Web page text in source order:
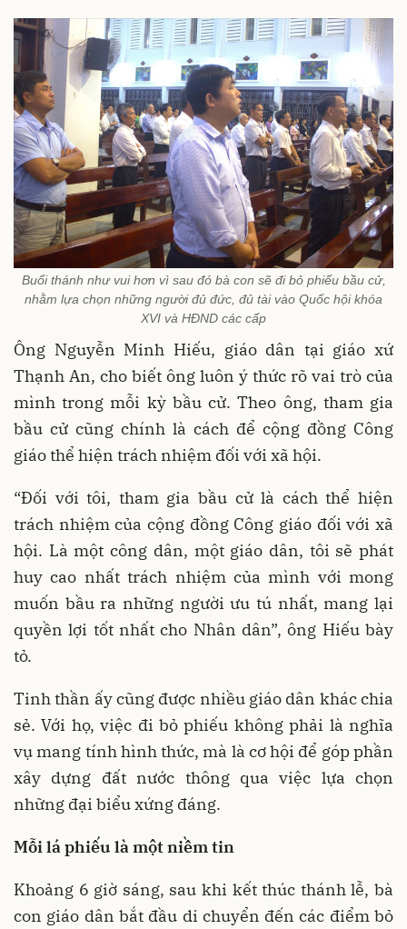
Buổi thánh như vui hơn vì sau đó bà con sẽ đi bỏ phiếu bầu cử,
nhằm lựa chọn những người đủ đức, đủ tài vào Quốc hội khóa
XVI và HĐND các cấp
Ông Nguyễn Minh Hiếu, giáo dân tại giáo xứ
Thạnh An, cho biết ông luôn ý thức rõ vai trò của
mình trong mỗi kỳ bầu cử. Theo ông, tham gia
bầu cử cũng chính là cách để cộng đồng Công
giáo thể hiện trách nhiệm đối với xã hội.
“Đối với tôi, tham gia bầu cử là cách thể hiện
trách nhiệm của cộng đồng Công giáo đối với xã
hội. Là một công dân, một giáo dân, tôi sẽ phát
huy cao nhất trách nhiệm của mình với mong
muốn bầu ra những người ưu tú nhất, mang lại
quyền lợi tốt nhất cho Nhân dân”, ông Hiếu bày
tỏ.
Tinh thần ấy cũng được nhiều giáo dân khác chia
sẻ. Với họ, việc đi bỏ phiếu không phải là nghĩa
vụ mang tính hình thức, mà là cơ hội để góp phần
xây dựng đất nước thông qua việc lựa chọn
những đại biểu xứng đáng.
Mỗi lá phiếu là một niềm tin
Khoảng 6 giờ sáng, sau khi kết thúc thánh lễ, bà
con giáo dân bắt đầu di chuyển đến các điểm bỏ